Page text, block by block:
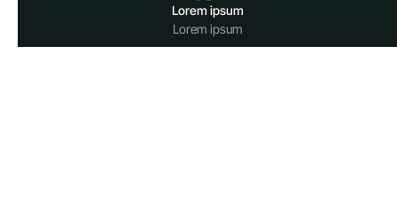
Lorem ipsum
Lorem ipsum